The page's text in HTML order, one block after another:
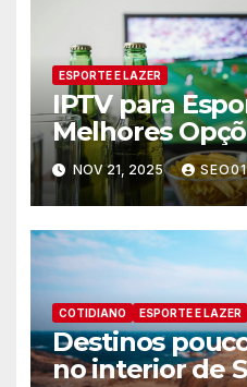
ESPORTE E LAZER
IPTV para
Melhores
Jogos
NOV 21, 2025
COTIDIANO ESPORTE E LAZER
Destinos
no interior de